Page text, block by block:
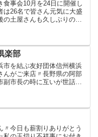
食事会10月を24日に開催し
は26名で皆さん元気に大盛
の土屋さんも久しぶりの参
は途中で体調不良 家族の迎
っ...
楽部
市を結ぶ友好団体信州横浜
んがご来店〃長野県の阿部
副市長の時に互いが世話に
え早速のジビエ料理試食会
きました...
〃今日も薪割りありがとう